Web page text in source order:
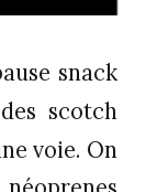
snack
scotch
voie. On